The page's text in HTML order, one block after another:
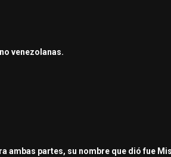
venezolanas.
ambas partes, su nombre que dió fue